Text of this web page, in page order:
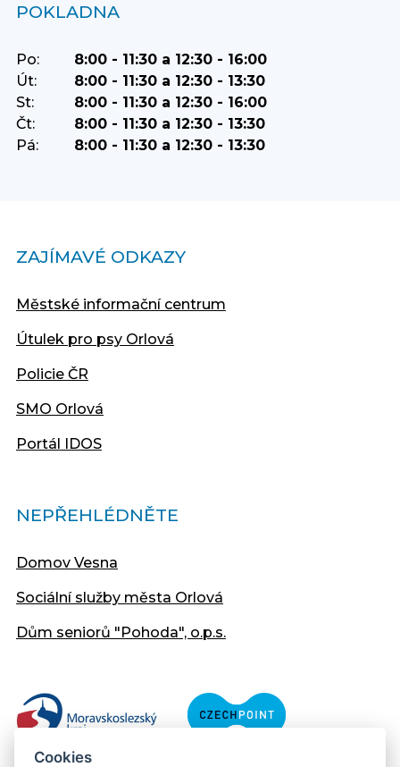
POKLADNA
Po:
8:00 - 11:30 a 12:30 - 16:00
Út:
8:00 - 11:30 a 12:30 - 13:30
St:
8:00 - 11:30 a 12:30 - 16:00
Čt:
8:00 - 11:30 a 12:30 - 13:30
Pá:
8:00 - 11:30 a 12:30 - 13:30
ZAJÍMAVÉ ODKAZY
Městské informační centrum
Útulek pro psy Orlová
Policie ČR
SMO Orlová
Portál IDOS
NEPŘEHLÉDNĚTE
Domov Vesna
Sociální služby města Orlová
Dům seniorů "Pohoda", o.p.s.
Cookies